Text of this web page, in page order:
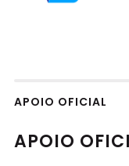
APOIO OFICIAL
APOIO